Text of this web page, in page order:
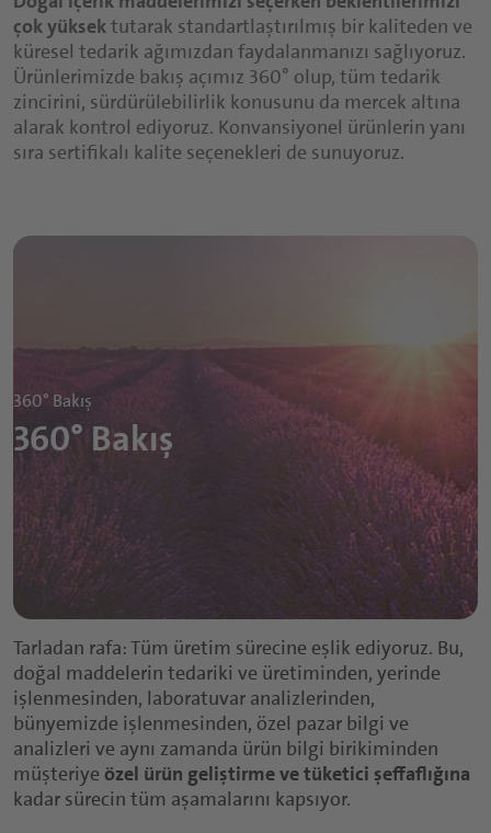
çok yüksektutarak standartlaştırılmış bir kaliteden ve
küresel tedarik ağımızdan faydalanmanızı sağlıyoruz.
Ürünlerimizde bakış açımız 360° olup, tüm tedarik
zincirini, sürdürülebilirlik konusunu da mercek altına
alarak kontrol ediyoruz. Konvansiyonel ürünlerin yanı
sıra sertifikalı kalite seçenekleri de sunuyoruz.
360° Bakış
360° Bakış
Tarladan rafa: Tüm üretim sürecine eşlik ediyoruz. Bu,
doğal maddelerin tedariki ve üretiminden, yerinde
işlenmesinden, laboratuvar analizlerinden,
bünyemizde işlenmesinden, özel pazar bilgi ve
analizleri ve aynı zamanda ürün bilgi birikiminden
müşteriye özel ürün geliştirme ve tüketici şeffaflığına
kadar sürecin tüm aşamalarını kapsıyor.